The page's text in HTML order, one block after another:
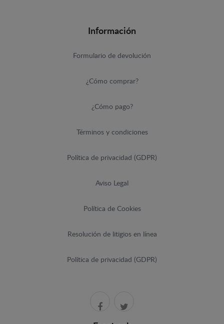
Información
Formulario de devolución
¿Cómo comprar?
¿Cómo pago?
Términos y condiciones
Política de privacidad (GDPR)
Aviso Legal
Política de Cookies
Resolución de litigios en línea
Política de privacidad (GDPR)